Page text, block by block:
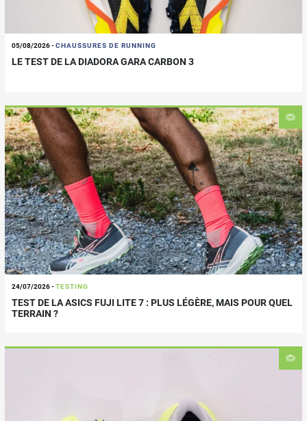
05/08/2026-CHAUSSURES DE RUNNING
LE TEST DE LA DIADORA GARA CARBON 3
24/07/2026-TESTING
TEST DE LA ASICS FUJI LITE 7 : PLUS LÉGÈRE, MAIS POUR QUEL
TERRAIN ?